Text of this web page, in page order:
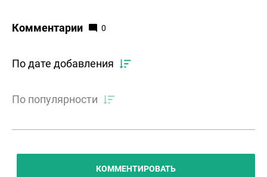
Комментарии 0
По дате добавления
По популярности
КОММЕНТИРОВАТЬ